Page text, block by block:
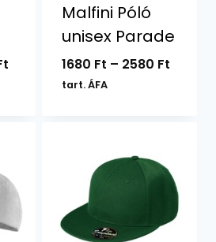
Ártartomány:
Malfini Póló
unisex Parade
1680 Ft – 2580 Ft
tart. ÁFA